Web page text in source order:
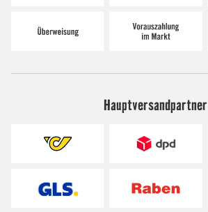
Hauptversandpartner